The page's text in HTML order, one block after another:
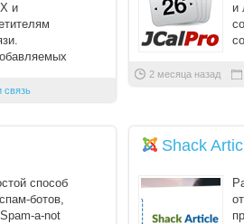
и
связь
и
2 месяца назад
способ
ботов,
a-not
Shack